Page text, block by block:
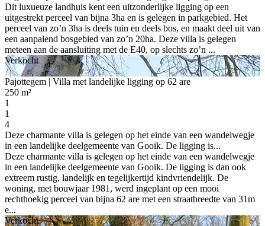
Dit luxueuze landhuis kent een uitzonderlijke ligging op een
uitgestrekt perceel van bijna 3ha en is gelegen in parkgebied. Het
perceel van zo’n 3ha is deels tuin en deels bos, en maakt deel uit van
een aanpalend bosgebied van zo’n 20ha. Deze villa is gelegen
meteen aan de aansluiting met de E40, op slechts zo’n ...
Verkocht
Pajottegem | Villa met landelijke ligging op 62 are
250 m²
1
1
4
Deze charmante villa is gelegen op het einde van een wandelwegje
in een landelijke deelgemeente van Gooik. De ligging is...
Deze charmante villa is gelegen op het einde van een wandelwegje
in een landelijke deelgemeente van Gooik. De ligging is dan ook
extreem rustig, landelijk en tegelijkertijd kindvriendelijk. De
woning, met bouwjaar 1981, werd ingeplant op een mooi
rechthoekig perceel van bijna 62 are met een straatbreedte van 31m
e...
Verkocht